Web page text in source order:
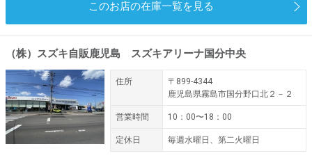
このお店の在庫一覧を見る
（株）スズキ自販鹿児島 スズキアリーナ国分中央
住所
〒899-4344
鹿児島県霧島市国分野口北２－２
営業時間 10：00〜18：00
定休日 毎週水曜日、第二火曜日